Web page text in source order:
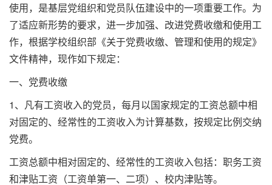
使用，是基层党组织和党员队伍建设中的一项重要工作。为
了适应新形势的要求，进一步加强、改进党费收缴和使用工
作，根据学校组织部《关于党费收缴、管理和使用的规定》
文件精神，现作如下规定：
一、党费收缴
1、凡有工资收入的党员，每月以国家规定的工资总额中相
对固定的、经常性的工资收入为计算基数，按规定比例交纳
党费。
工资总额中相对固定的、经常性的工资收入包括：职务工资
和津贴工资（工资单第一、二项）、校内津贴等。